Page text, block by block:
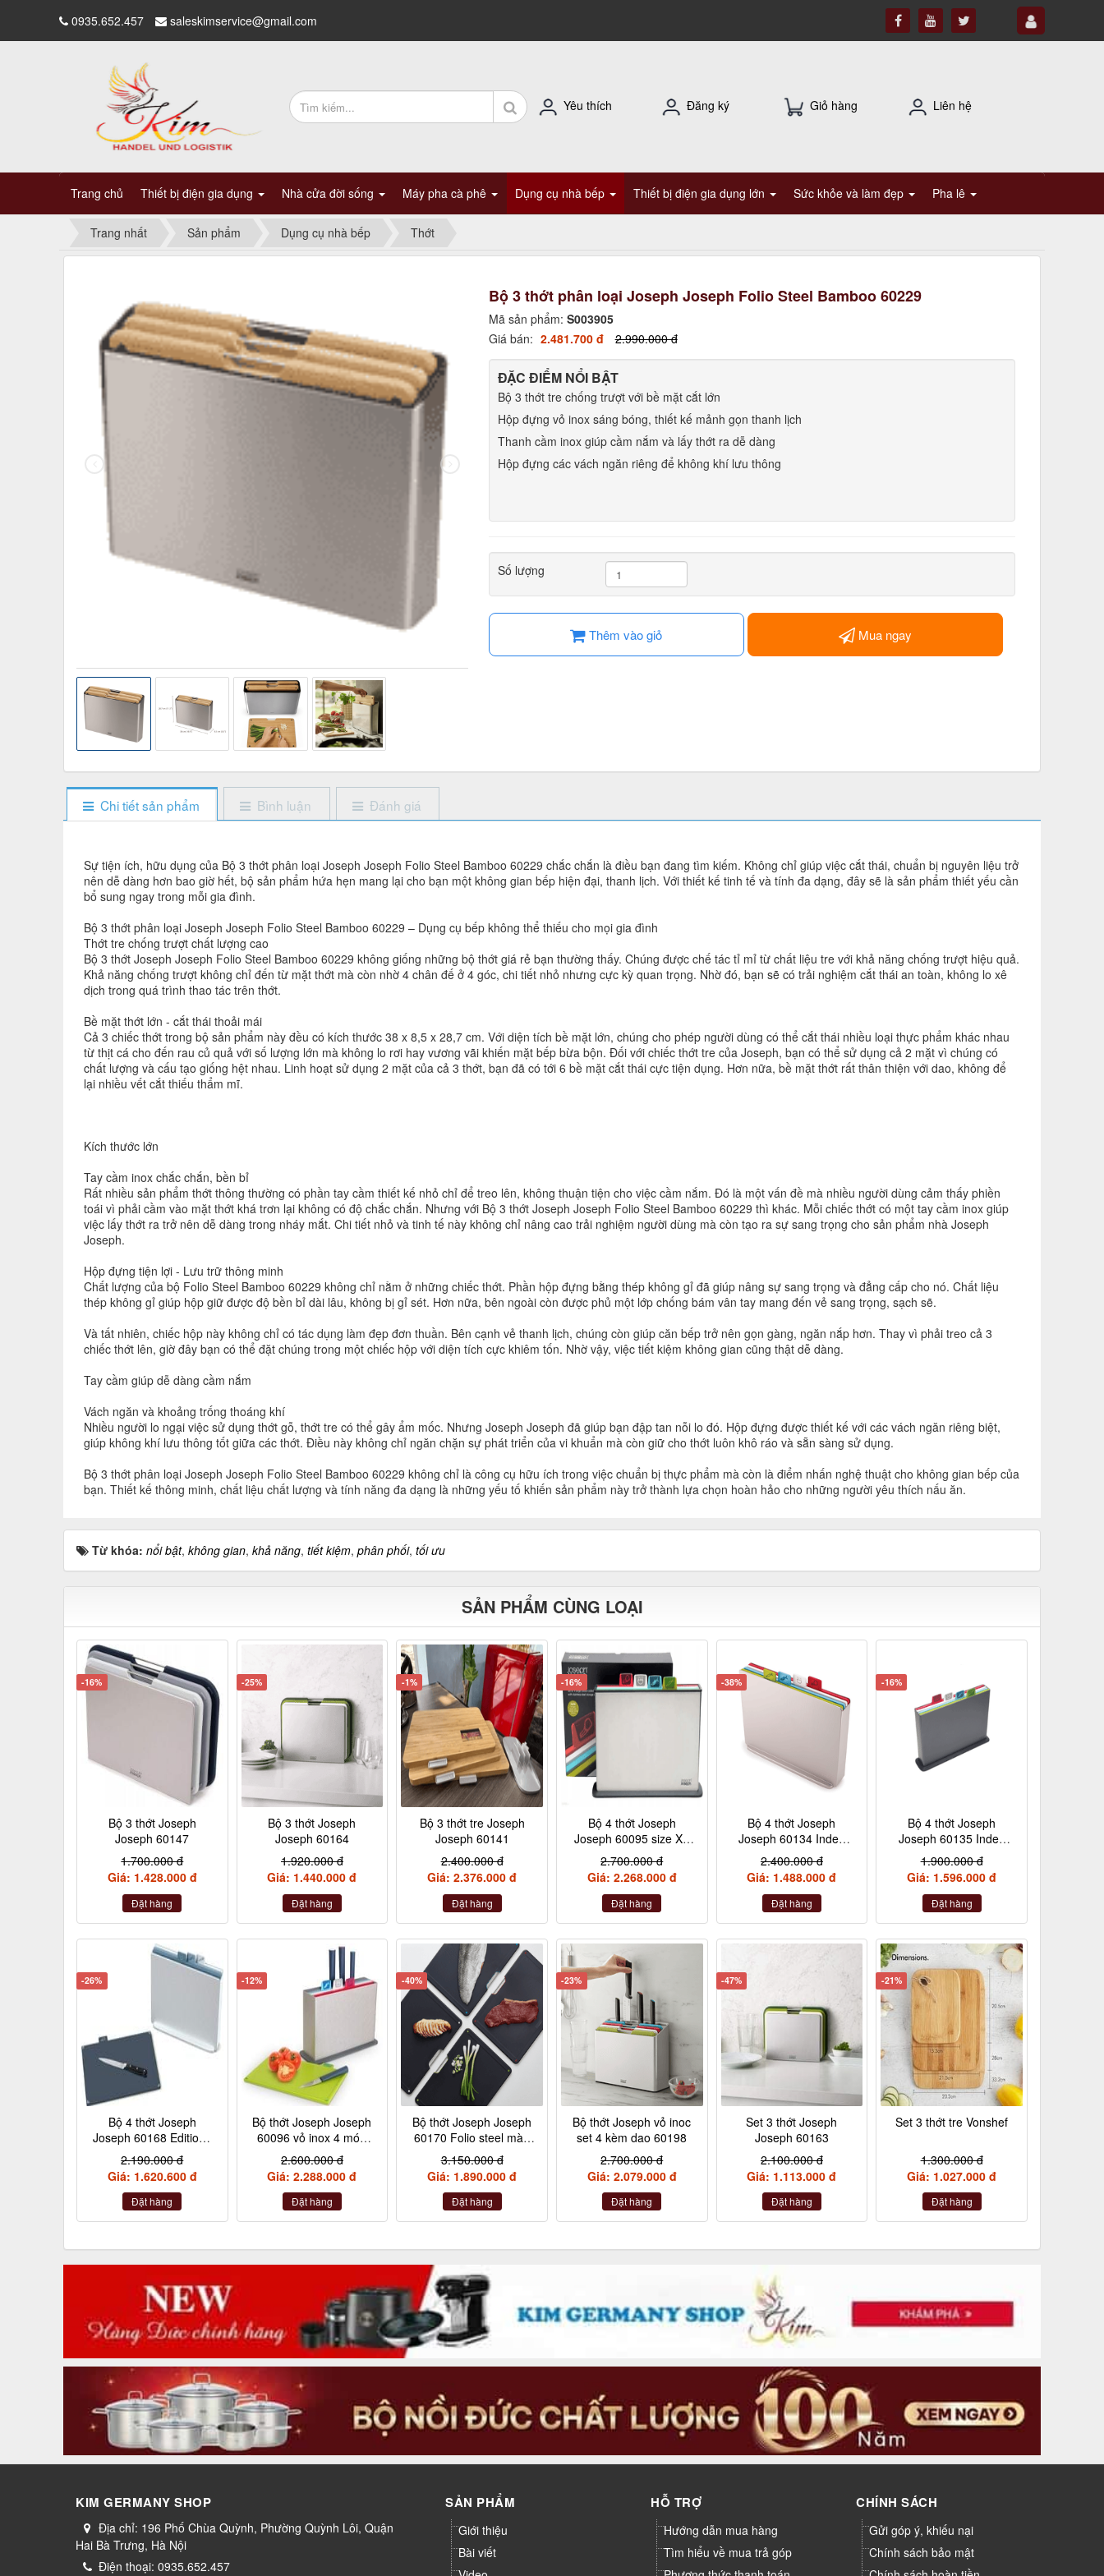
0935.652.457 saleskimservice@gmail.com
Yêu thích Đăng ký Giỏ hàng Liên hệ
Trang chủ Thiết bị điện gia dụng Nhà cửa đời sống Máy pha cà phê Dụng cụ nhà bếp Thiết bị điện gia dụng lớn Sức khỏe và làm đẹp Pha lê
Trang nhất Sản phẩm Dụng cụ nhà bếp Thớt
Bộ 3 thớt phân loại Joseph Joseph Folio Steel Bamboo 60229
Mã sản phẩm: S003905
Giá bán: 2.481.700 đ 2.990.000 đ
ĐẶC ĐIỂM NỔI BẬT
Bộ 3 thớt tre chống trượt với bề mặt cắt lớn
Hộp đựng vỏ inox sáng bóng, thiết kế mảnh gọn thanh lịch
Thanh cầm inox giúp cầm nắm và lấy thớt ra dễ dàng
Hộp đựng các vách ngăn riêng để không khí lưu thông
Số lượng
Thêm vào giỏ Mua ngay
Chi tiết sản phẩm Bình luận Đánh giá
Sự tiện ích, hữu dụng của Bộ 3 thớt phân loại Joseph Joseph Folio Steel Bamboo 60229 chắc chắn là điều bạn đang tìm kiếm. Không chỉ giúp việc cắt thái, chuẩn bị nguyên liệu trở
nên dễ dàng hơn bao giờ hết, bộ sản phẩm hứa hẹn mang lại cho bạn một không gian bếp hiện đại, thanh lịch. Với thiết kế tinh tế và tính đa dạng, đây sẽ là sản phẩm thiết yếu cần
bổ sung ngay trong mỗi gia đình.
Bộ 3 thớt phân loại Joseph Joseph Folio Steel Bamboo 60229 – Dụng cụ bếp không thể thiếu cho mọi gia đình
Thớt tre chống trượt chất lượng cao
Bộ 3 thớt Joseph Joseph Folio Steel Bamboo 60229 không giống những bộ thớt giá rẻ bạn thường thấy. Chúng được chế tác tỉ mỉ từ chất liệu tre với khả năng chống trượt hiệu quả.
Khả năng chống trượt không chỉ đến từ mặt thớt mà còn nhờ 4 chân đế ở 4 góc, chi tiết nhỏ nhưng cực kỳ quan trọng. Nhờ đó, bạn sẽ có trải nghiệm cắt thái an toàn, không lo xê
dịch trong quá trình thao tác trên thớt.
Bề mặt thớt lớn - cắt thái thoải mái
Cả 3 chiếc thớt trong bộ sản phẩm này đều có kích thước 38 x 8,5 x 28,7 cm. Với diện tích bề mặt lớn, chúng cho phép người dùng có thể cắt thái nhiều loại thực phẩm khác nhau
từ thịt cá cho đến rau củ quả với số lượng lớn mà không lo rơi hay vương vãi khiến mặt bếp bừa bộn. Đối với chiếc thớt tre của Joseph, bạn có thể sử dụng cả 2 mặt vì chúng có
chất lượng và cấu tạo giống hệt nhau. Linh hoạt sử dụng 2 mặt của cả 3 thớt, bạn đã có tới 6 bề mặt cắt thái cực tiện dụng. Hơn nữa, bề mặt thớt rất thân thiện với dao, không để
lại nhiều vết cắt thiếu thẩm mĩ.
Kích thước lớn
Tay cầm inox chắc chắn, bền bỉ
Rất nhiều sản phẩm thớt thông thường có phần tay cầm thiết kế nhỏ chỉ để treo lên, không thuận tiện cho việc cầm nắm. Đó là một vấn đề mà nhiều người dùng cảm thấy phiền
toái vì phải cầm vào mặt thớt khá trơn lại không có độ chắc chắn. Nhưng với Bộ 3 thớt Joseph Joseph Folio Steel Bamboo 60229 thì khác. Mỗi chiếc thớt có một tay cầm inox giúp
việc lấy thớt ra trở nên dễ dàng trong nháy mắt. Chi tiết nhỏ và tinh tế này không chỉ nâng cao trải nghiệm người dùng mà còn tạo ra sự sang trọng cho sản phẩm nhà Joseph
Joseph.
Hộp đựng tiện lợi - Lưu trữ thông minh
Chất lượng của bộ Folio Steel Bamboo 60229 không chỉ nằm ở những chiếc thớt. Phần hộp đựng bằng thép không gỉ đã giúp nâng sự sang trọng và đẳng cấp cho nó. Chất liệu
thép không gỉ giúp hộp giữ được độ bền bỉ dài lâu, không bị gỉ sét. Hơn nữa, bên ngoài còn được phủ một lớp chống bám vân tay mang đến vẻ sang trọng, sạch sẽ.
Và tất nhiên, chiếc hộp này không chỉ có tác dụng làm đẹp đơn thuần. Bên cạnh vẻ thanh lịch, chúng còn giúp căn bếp trở nên gọn gàng, ngăn nắp hơn. Thay vì phải treo cả 3
chiếc thớt lên, giờ đây bạn có thể đặt chúng trong một chiếc hộp với diện tích cực khiêm tốn. Nhờ vậy, việc tiết kiệm không gian cũng thật dễ dàng.
Tay cầm giúp dễ dàng cầm nắm
Vách ngăn và khoảng trống thoáng khí
Nhiều người lo ngại việc sử dụng thớt gỗ, thớt tre có thể gây ẩm mốc. Nhưng Joseph Joseph đã giúp bạn đập tan nỗi lo đó. Hộp đựng được thiết kế với các vách ngăn riêng biệt,
giúp không khí lưu thông tốt giữa các thớt. Điều này không chỉ ngăn chặn sự phát triển của vi khuẩn mà còn giữ cho thớt luôn khô ráo và sẵn sàng sử dụng.
Bộ 3 thớt phân loại Joseph Joseph Folio Steel Bamboo 60229 không chỉ là công cụ hữu ích trong việc chuẩn bị thực phẩm mà còn là điểm nhấn nghệ thuật cho không gian bếp của
bạn. Thiết kế thông minh, chất liệu chất lượng và tính năng đa dạng là những yếu tố khiến sản phẩm này trở thành lựa chọn hoàn hảo cho những người yêu thích nấu ăn.
Từ khóa: nổi bật, không gian, khả năng, tiết kiệm, phân phối, tối ưu
SẢN PHẨM CÙNG LOẠI
-16%
Bộ 3 thớt Joseph
Joseph 60147
1.700.000 đ
Giá: 1.428.000 đ
Đặt hàng
-25%
Bộ 3 thớt Joseph
Joseph 60164
1.920.000 đ
Giá: 1.440.000 đ
Đặt hàng
-1%
Bộ 3 thớt tre Joseph
Joseph 60141
2.400.000 đ
Giá: 2.376.000 đ
Đặt hàng
-16%
Bộ 4 thớt Joseph
Joseph 60095 size XL
vỏ inox
2.700.000 đ
Giá: 2.268.000 đ
Đặt hàng
-38%
Bộ 4 thớt Joseph
Joseph 60134 Index
Large màu bạc
2.400.000 đ
Giá: 1.488.000 đ
Đặt hàng
-16%
Bộ 4 thớt Joseph
Joseph 60135 Index
Large màu graphit
1.900.000 đ
Giá: 1.596.000 đ
Đặt hàng
-26%
Bộ 4 thớt Joseph
Joseph 60168 Editions
Index
2.190.000 đ
Giá: 1.620.600 đ
Đặt hàng
-12%
Bộ thớt Joseph Joseph
60096 vỏ inox 4 món
kèm dao
2.600.000 đ
Giá: 2.288.000 đ
Đặt hàng
-40%
Bộ thớt Joseph Joseph
60170 Folio steel màu
inox
3.150.000 đ
Giá: 1.890.000 đ
Đặt hàng
-23%
Bộ thớt Joseph vỏ inoc
set 4 kèm dao 60198
2.700.000 đ
Giá: 2.079.000 đ
Đặt hàng
-47%
Set 3 thớt Joseph
Joseph 60163
2.100.000 đ
Giá: 1.113.000 đ
Đặt hàng
-21%
Set 3 thớt tre Vonshef
1.300.000 đ
Giá: 1.027.000 đ
Đặt hàng
KIM GERMANY SHOP
Địa chỉ: 196 Phố Chùa Quỳnh, Phường Quỳnh Lôi, Quận
Hai Bà Trưng, Hà Nội
Điện thoại: 0935.652.457
SẢN PHẨM
Giới thiệu
Bài viết
HỖ TRỢ
Hướng dẫn mua hàng
Tìm hiểu về mua trả góp
CHÍNH SÁCH
Gửi góp ý, khiếu nại
Chính sách bảo mật